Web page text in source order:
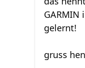
GARMIN
gelernt!
gruss